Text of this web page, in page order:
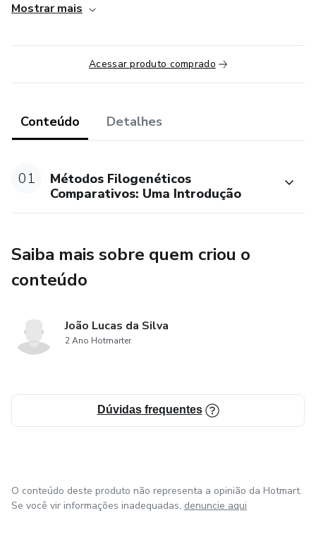
aplicação real. Se você não conhece nada do R, ainda assim
também. Além disso, na compra do curso, você tem
acesso a um breve minicurso de introdução ao R. Embarque
nessa jornada e amplie seus conhecimentos sobre
comparativos!
AULA 01 - Contrastes Filogenéticos Independentes
Filogenéticos
AULA 03 - Movimento Browniano
AULA 04 - Modelos Alternativos ao BM & Seleção de
Modelos
AULA 06 - Reconstrução/Estimativa de Estados
Ancestrais
Mostrar mais
Acessar produto comprado
Conteúdo Detalhes
01
Métodos Filogenéticos
Comparativos: Uma Introdução
Saiba mais sobre quem criou o
conteúdo
João Lucas da Silva
2 Ano Hotmarter
Dúvidas frequentes
O conteúdo deste produto não representa a opinião da Hotmart.
Se você vir informações inadequadas, denuncie aqui